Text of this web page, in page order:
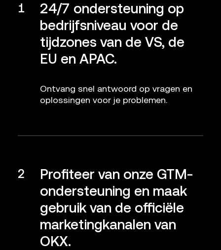
1
24/7 ondersteuning op
bedrijfsniveau voor de
tijdzones van de VS, de
EU en APAC.
Ontvang snel antwoord op vragen en
oplossingen voor je problemen.
2
Profiteer van onze GTM-
ondersteuning en maak
gebruik van de officiële
marketingkanalen van
OKX.